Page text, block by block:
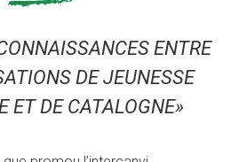
ENTRE
DE JEUNESSE
ET DE CATALOGNE»
COLÒNIES
COLÒNIES